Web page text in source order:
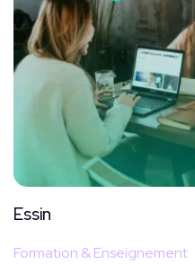
Essin
Formation & Enseignement